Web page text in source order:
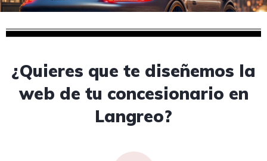
¿Quieres que te diseñemos la
web de tu concesionario en
Langreo?